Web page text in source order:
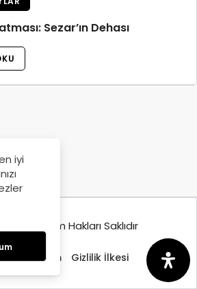
Sezar’ın Dehası
2025, Tüm Hakları Saklıdır
İletişim Gizlilik İlkesi
iyi